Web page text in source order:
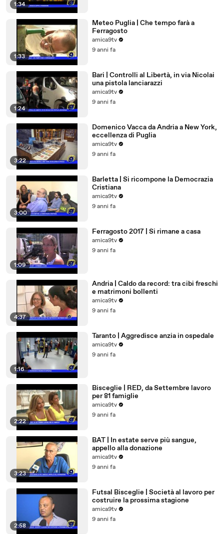
1:34
1:33
Meteo Puglia | Che tempo farà a
Ferragosto
amica9tv
9 anni fa
1:24
Bari | Controlli al Libertà, in via Nicolai
una pistola lanciarazzi
amica9tv
9 anni fa
3:22
Domenico Vacca da Andria a New York,
eccellenza di Puglia
amica9tv
9 anni fa
3:00
Barletta | Si ricompone la Democrazia
Cristiana
amica9tv
9 anni fa
1:09
Ferragosto 2017 | Si rimane a casa
amica9tv
9 anni fa
4:37
Andria | Caldo da record: tra cibi freschi
e matrimoni bollenti
amica9tv
9 anni fa
1:16
Taranto | Aggredisce anzia in ospedale
amica9tv
9 anni fa
2:22
Bisceglie | RED, da Settembre lavoro
per 81 famiglie
amica9tv
9 anni fa
3:23
BAT | In estate serve più sangue,
appello alla donazione
amica9tv
9 anni fa
2:58
Futsal Bisceglie | Società al lavoro per
costruire la prossima stagione
amica9tv
9 anni fa